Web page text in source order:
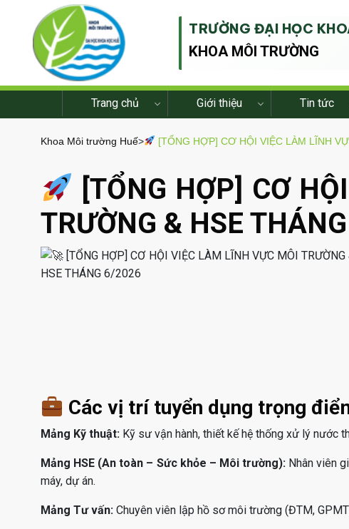
TRƯỜNG ĐẠI HỌC
KHOA MÔI TRƯỜNG
Trang chủ Giới thiệu Tin tức
Khoa Môi trường Huế> [TỔNG HỢP] CƠ HỘI VIỆC LÀM LĨNH
[TỔNG HỢP] CƠ
TRƯỜNG & HSE
Các vị trí tuyển dụng trọng
Mảng Kỹ thuật: Kỹ sư vận hành, thiết kế hệ thống xử lý nước
Mảng HSE (An toàn – Sức khỏe – Môi trường): Nhân viên
máy, dự án.
Mảng Tư vấn: Chuyên viên lập hồ sơ môi trường (ĐTM,